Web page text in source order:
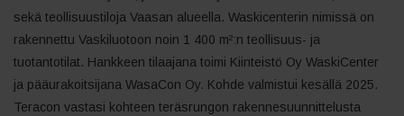
sekä teollisuustiloja Vaasan alueella. Waskicenterin nimissä on
rakennettu Vaskiluotoon noin 1 400 m²:n teollisuus- ja
tuotantotilat. Hankkeen tilaajana toimi Kiinteistö Oy WaskiCenter
ja pääurakoitsijana WasaCon Oy. Kohde valmistui kesällä 2025.
Teracon vastasi kohteen teräsrungon rakennesuunnittelusta